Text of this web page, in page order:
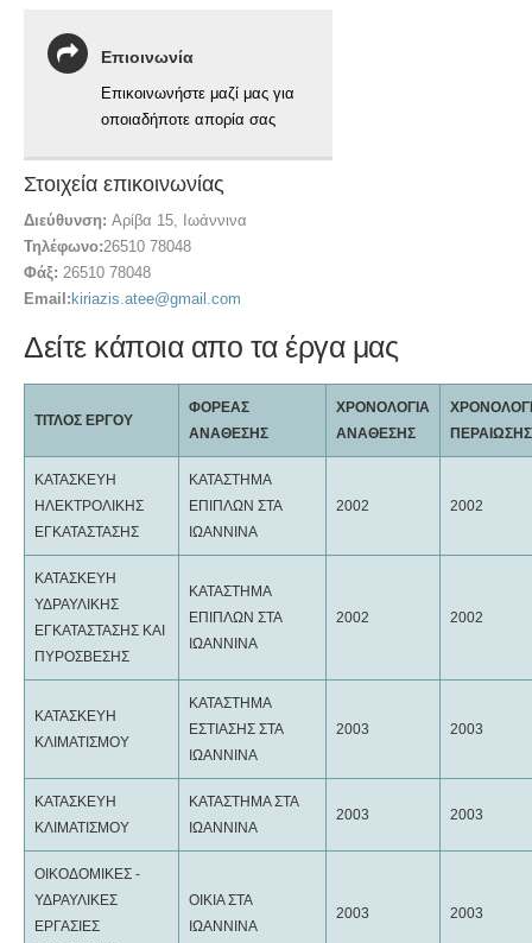
Eπιοινωνία
Επικοινωνήστε μαζί μας για
οποιαδήποτε απορία σας
Στοιχεία επικοινωνίας
Διεύθυνση: Αρίβα 15, Ιωάννινα
Τηλέφωνο:26510 78048
Φάξ: 26510 78048
Email: kiriazis.atee@gmail.com
Δείτε κάποια απο τα έργα μας
ΤΙΤΛΟΣ ΕΡΓΟΥ
ΦΟΡΕΑΣ
ΑΝΑΘΕΣΗΣ
ΧΡΟΝΟΛΟΓΙΑ
ΑΝΑΘΕΣΗΣ
ΠΕΡΑΙΩΣΗΣ
ΚΑΤΑΣΚΕΥΗ
ΗΛΕΚΤΡΟΛΙΚΗΣ
ΕΓΚΑΤΑΣΤΑΣΗΣ
ΚΑΤΑΣΤΗΜΑ
ΕΠΙΠΛΩΝ ΣΤΑ
ΙΩΑΝΝΙΝΑ
2002 2002
ΚΑΤΑΣΚΕΥΗ
ΥΔΡΑΥΛΙΚΗΣ
ΕΓΚΑΤΑΣΤΑΣΗΣ ΚΑΙ
ΠΥΡΟΣΒΕΣΗΣ
ΚΑΤΑΣΤΗΜΑ
ΕΠΙΠΛΩΝ ΣΤΑ
ΙΩΑΝΝΙΝΑ
2002 2002
ΚΑΤΑΣΚΕΥΗ
ΚΛΙΜΑΤΙΣΜΟΥ
ΚΑΤΑΣΤΗΜΑ
ΕΣΤΙΑΣΗΣ ΣΤΑ
ΙΩΑΝΝΙΝΑ
2003 2003
ΚΑΤΑΣΚΕΥΗ
ΚΛΙΜΑΤΙΣΜΟΥ
ΚΑΤΑΣΤΗΜΑ ΣΤΑ
ΙΩΑΝΝΙΝΑ
2003 2003
ΟΙΚΟΔΟΜΙΚΕΣ -
ΥΔΡΑΥΛΙΚΕΣ
ΕΡΓΑΣΙΕΣ
ΟΙΚΙΑ ΣΤΑ
ΙΩΑΝΝΙΝΑ
2003 2003